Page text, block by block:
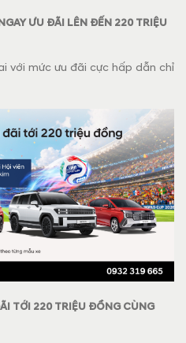
ƯU ĐÃI LÊN ĐẾN 220 TRIỆU
với mức ưu đãi cực hấp dẫn chỉ
TỚI 220 TRIỆU ĐỒNG CÙNG